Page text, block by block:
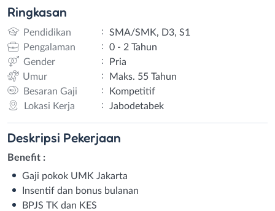
Ringkasan
Pendidikan :
SMA/SMK, D3, S1
Pengalaman
:
0 - 2 Tahun
Gender
:
Pria
Umur
:
Maks. 55 Tahun
Besaran Gaji
:
Kompetitif
Lokasi Kerja
: Jabodetabek
Deskripsi Pekerjaan
Benefit :
Gaji pokok UMK Jakarta
Insentif dan bonus bulanan
BPJS TK dan KES